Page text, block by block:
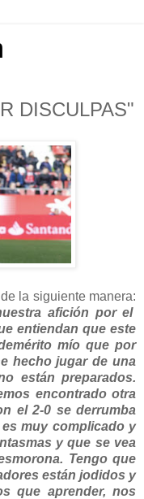
DISCULPAS"
la siguiente manera:
afición por el
entiendan que este
mío que por
hecho jugar de una
están preparados.
encontrado otra
el 2-0 se derrumba
muy complicado y
y que se vea
Tengo que
están jodidos y
que aprender, nos